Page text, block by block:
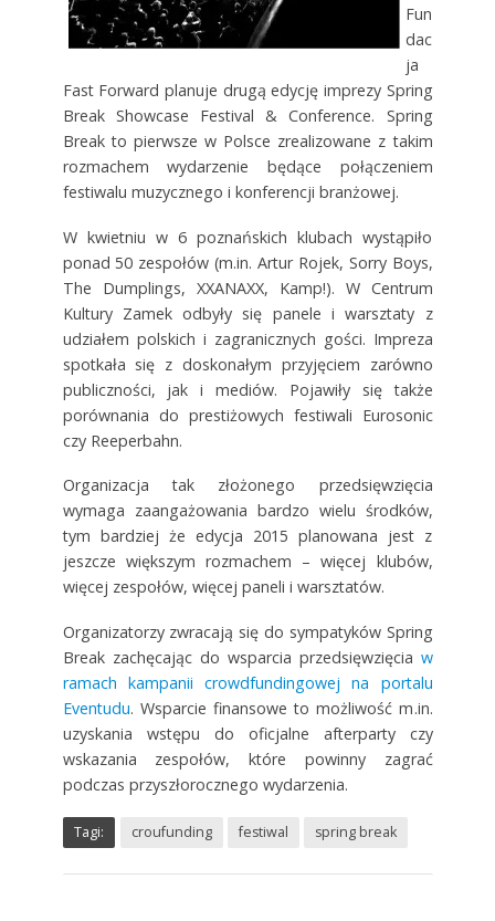
Fun
dac
ja
Fast Forward planuje drugą edycję imprezy Spring
Break Showcase Festival & Conference. Spring
Break to pierwsze w Polsce zrealizowane z takim
rozmachem wydarzenie będące połączeniem
festiwalu muzycznego i konferencji branżowej.
W kwietniu w 6 poznańskich klubach wystąpiło
ponad 50 zespołów (m.in. Artur Rojek, Sorry Boys,
The Dumplings, XXANAXX, Kamp!). W Centrum
Kultury Zamek odbyły się panele i warsztaty z
udziałem polskich i zagranicznych gości. Impreza
spotkała się z doskonałym przyjęciem zarówno
publiczności, jak i mediów. Pojawiły się także
porównania do prestiżowych festiwali Eurosonic
czy Reeperbahn.
Organizacja tak złożonego przedsięwzięcia
wymaga zaangażowania bardzo wielu środków,
tym bardziej że edycja 2015 planowana jest z
jeszcze większym rozmachem – więcej klubów,
więcej zespołów, więcej paneli i warsztatów.
Organizatorzy zwracają się do sympatyków Spring
Break zachęcając do wsparcia przedsięwzięcia w
ramach kampanii crowdfundingowej na portalu
Eventudu. Wsparcie finansowe to możliwość m.in.
uzyskania wstępu do oficjalne afterparty czy
wskazania zespołów, które powinny zagrać
podczas przyszłorocznego wydarzenia.
Tagi: croufunding festiwal spring break